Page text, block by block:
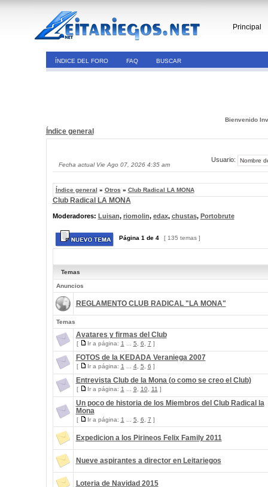
Principal
ÍNDICE DEL FORO FAQ BUSCAR
Bienvenido
Índice general
Fecha actual Vie Ago 07, 2026 4:35 am
Usuario:
Índice general » Otros » Club Radical LA MONA
Club Radical LA MONA
Moderadores: Luisan, riomolin, edax, chustas, Portobrute
Página 1 de 4 [ 135 temas ]
Temas
Anuncios
REGLAMENTO CLUB RADICAL "LA MONA"
Temas
Avatares y firmas del Club
[ Ir a página: 1 5 6 7 ]
FOTOS de la KEDADA Veraniega 2007
[ Ir a página: 1 4, 5 6 ]
Entrevista Club de la Mona (o como se creo el Club)
[ Ir a página: 1 9 10, 11 ]
Un poco de historia de los Miembros del Club Radical la
Mona
[ Ir a página: 1 5 6 7 ]
Expedicion a los Pirineos Felix Family 2011
Nueve aspirantes a director en Leitariegos
Loteria de Navidad 2015